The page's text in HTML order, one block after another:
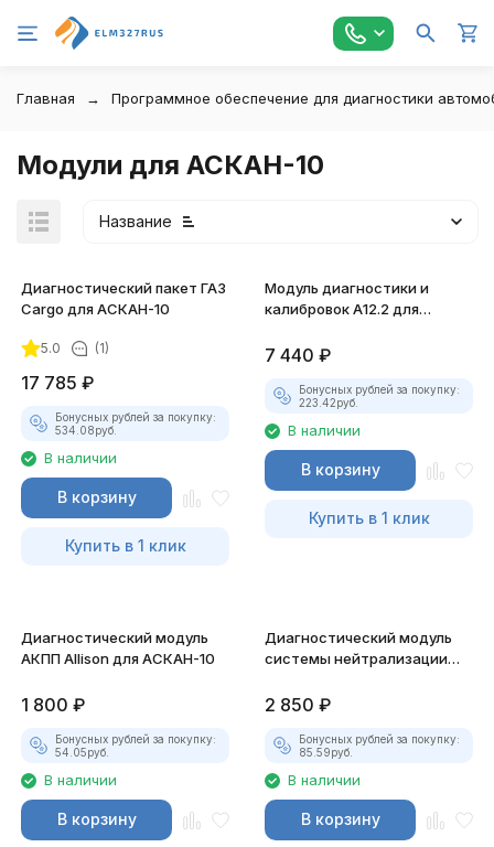
Главная Программное обеспечение для диагностики
Модули для АСКАН-10
Название
Диагностический пакет ГАЗ
Cargo для АСКАН-10
5.0 (1)
17 785 ₽
Бонусных рублей за покупку:
534.08руб.
В наличии
В корзину
Купить в 1 клик
Модуль диагностики и
калибровок А12.2 для
7 440 ₽
Бонусных рублей за покупку:
223.42руб.
В наличии
В корзину
Купить в 1 клик
Диагностический модуль
АКПП Allison для АСКАН-10
1 800 ₽
Бонусных рублей за покупку:
54.05руб.
В наличии
В корзину
Диагностический модуль
системы нейтрализации
2 850 ₽
Бонусных рублей за покупку:
85.59руб.
В наличии
В корзину